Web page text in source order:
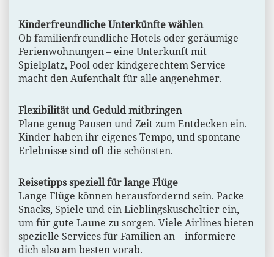
Kinderfreundliche Unterkünfte wählen
Ob familienfreundliche Hotels oder geräumige
Ferienwohnungen – eine Unterkunft mit
Spielplatz, Pool oder kindgerechtem Service
macht den Aufenthalt für alle angenehmer.
Flexibilität und Geduld mitbringen
Plane genug Pausen und Zeit zum Entdecken ein.
Kinder haben ihr eigenes Tempo, und spontane
Erlebnisse sind oft die schönsten.
Reisetipps speziell für lange Flüge
Lange Flüge können herausfordernd sein. Packe
Snacks, Spiele und ein Lieblingskuscheltier ein,
um für gute Laune zu sorgen. Viele Airlines bieten
spezielle Services für Familien an – informiere
dich also am besten vorab.